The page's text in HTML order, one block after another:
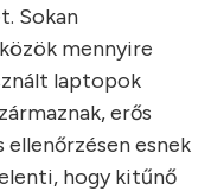
Sokan
mennyire
laptopok
erős
ellenőrzésen esnek
hogy kitűnő